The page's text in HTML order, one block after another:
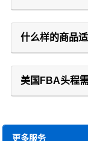
什么样的商品
美国FBA头程
更多服务